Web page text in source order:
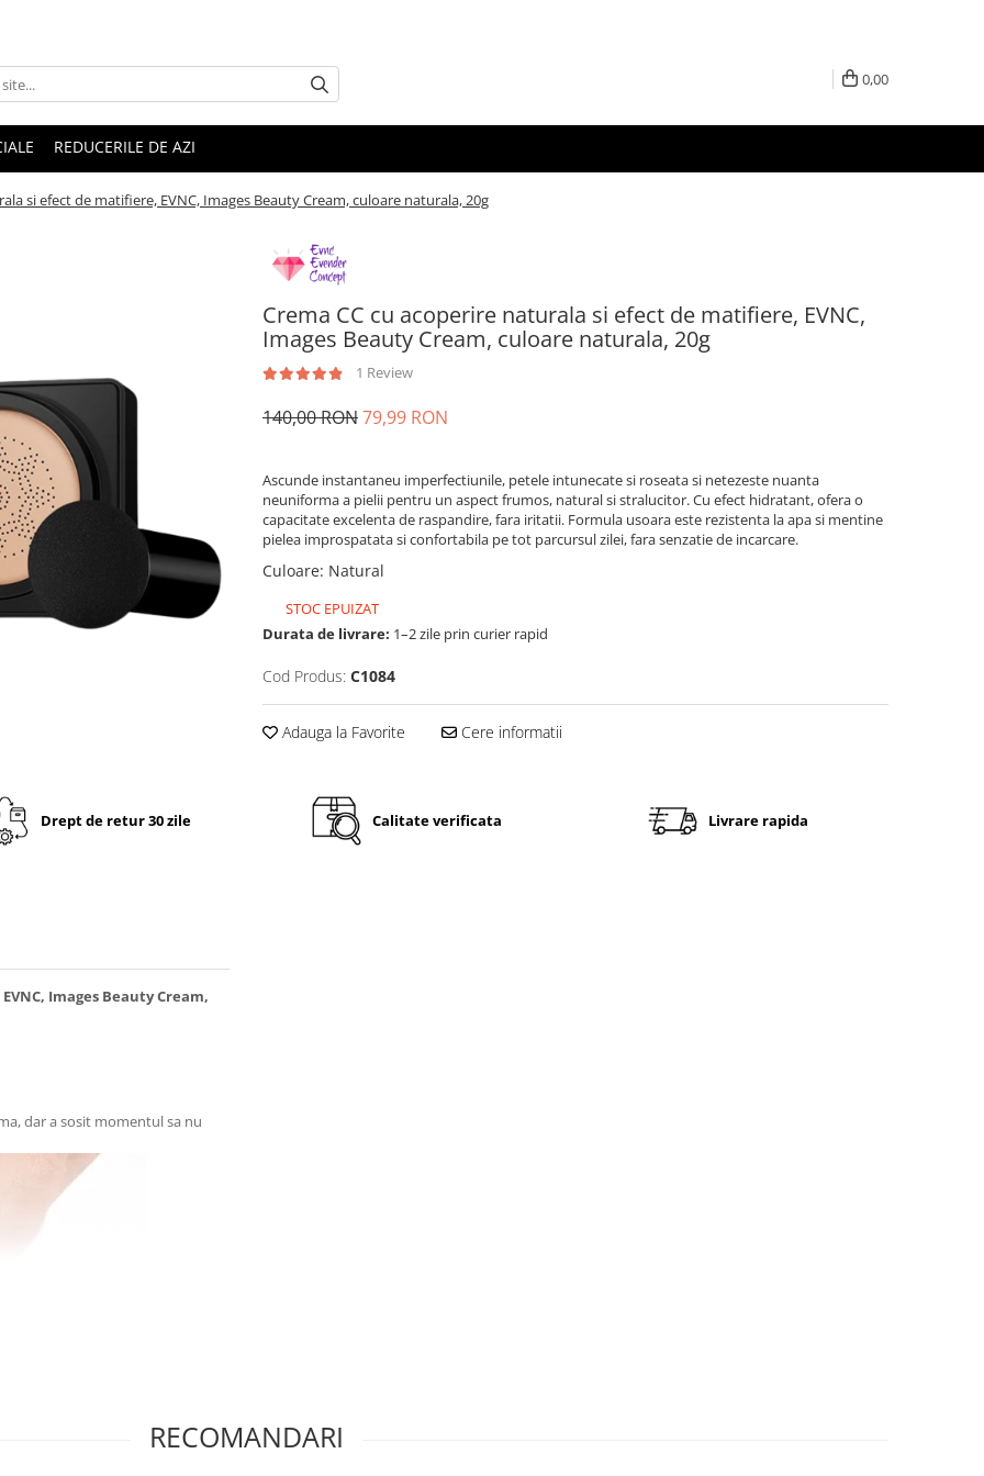
0,00
REDUCERILE DE AZI
si efect de matifiere, EVNC, Images Beauty Cream, culoare naturala, 20g
Crema CC cu acoperire naturala si efect de matifiere, EVNC,
Images Beauty Cream, culoare naturala, 20g
1 Review
140,00 RON79,99 RON
Ascunde instantaneu imperfectiunile, petele intunecate si roseata si netezeste nuanta
neuniforma a pielii pentru un aspect frumos, natural si stralucitor. Cu efect hidratant, ofera o
capacitate excelenta de raspandire, fara iritatii. Formula usoara este rezistenta la apa si mentine
pielea improspatata si confortabila pe tot parcursul zilei, fara senzatie de incarcare.
Culoare: Natural
STOC EPUIZAT
Durata de livrare: 1–2 zile prin curier rapid
Cod Produs: C1084
Adauga la Favorite Cere informatii
Drept de retur 30 zile Calitate verificata Livrare rapida
Images Beauty Cream,
dar a sosit momentul sa nu
RECOMANDARI